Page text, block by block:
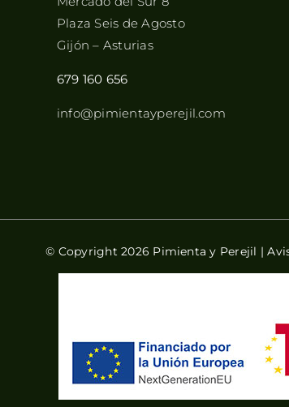
Plaza Seis de Agosto
Gijón – Asturias
679 160 656
info@pimientayperejil.com
© Copyright 2026 Pimienta y Perejil |